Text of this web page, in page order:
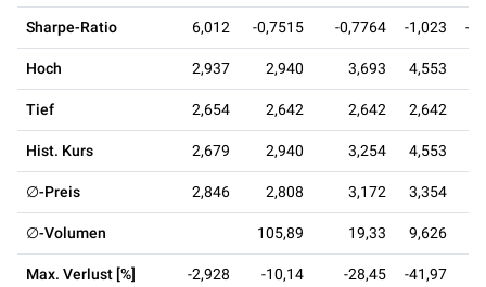
Sharpe-Ratio 6,012 -0,7515 -0,7764 -1,023 -
Hoch 2,937 2,940 3,693 4,553
Tief 2,654 2,642 2,642 2,642
Hist. Kurs 2,679 2,940 3,254 4,553
∅-Preis 2,846 2,808 3,172 3,354
∅-Volumen 105,89 19,33 9,626
Max. Verlust [%] -2,928 -10,14 -28,45 -41,97